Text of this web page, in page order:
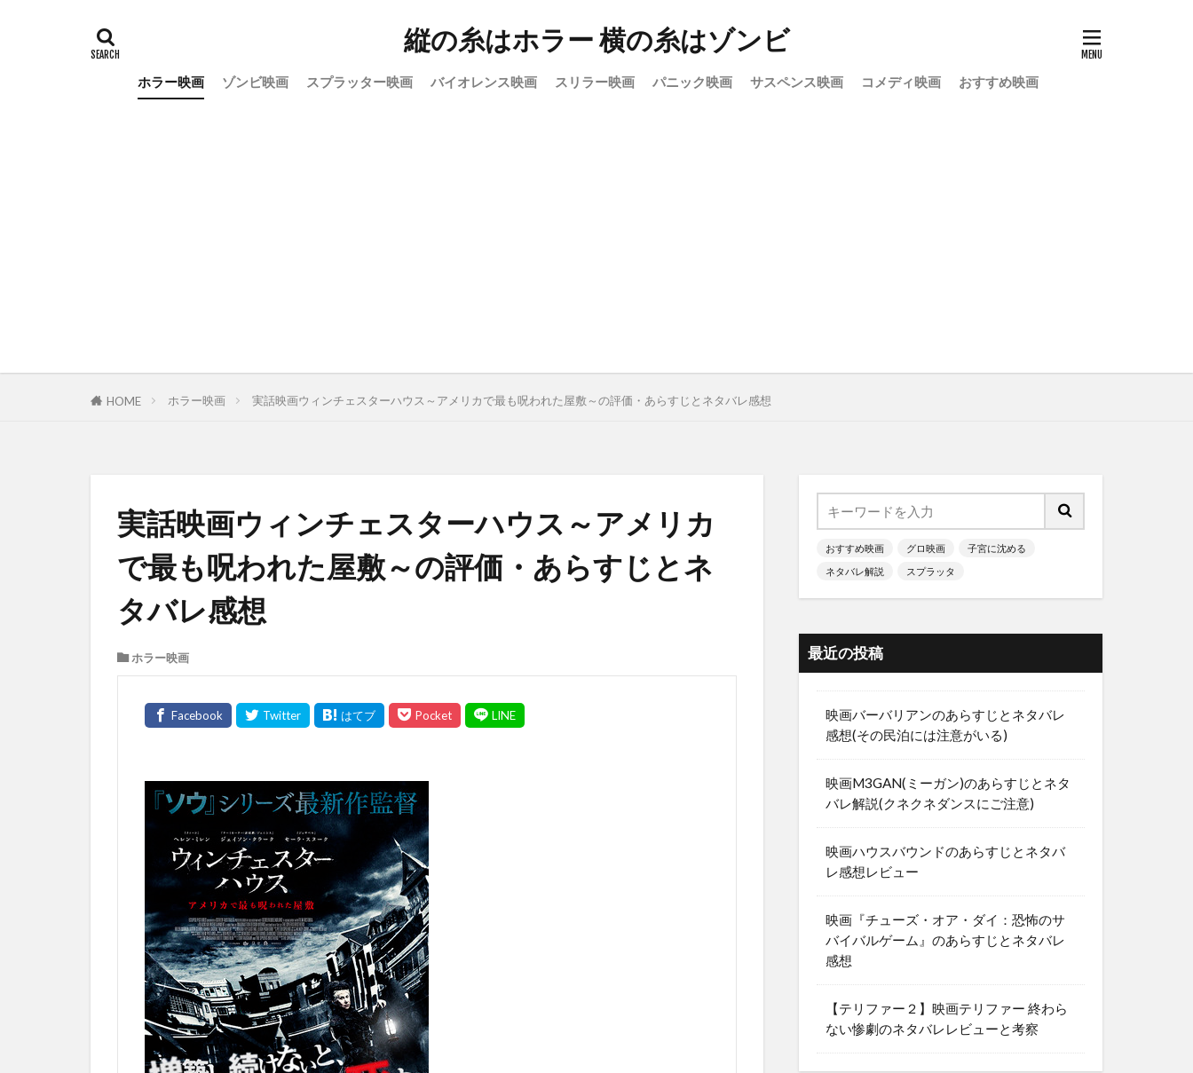
縦の糸はホラー 横の糸はゾンビ
ホラー映画 ゾンビ映画 スプラッター映画 バイオレンス映画 スリラー映画 パニック映画 サスペンス映画 コメディ映画 おすすめ映画
HOME ホラー映画 実話映画ウィンチェスターハウス～アメリカで最も呪われた屋敷～の評価・あらすじとネタバレ感想
実話映画ウィンチェスターハウス～アメリカ
で最も呪われた屋敷～の評価・あらすじとネ
タバレ感想
ホラー映画
おすすめ映画 グロ映画
子宮に沈める
ネタバレ解説
スプラッタ
最近の投稿
映画バーバリアンのあらすじとネタバレ
感想(その民泊には注意がいる)
映画M3GAN(ミーガン)のあらすじとネタ
バレ解説(クネクネダンスにご注意)
映画ハウスバウンドのあらすじとネタバ
レ感想レビュー
映画『チューズ・オア・ダイ：恐怖のサ
バイバルゲーム』のあらすじとネタバレ
感想
【テリファー２】映画テリファー 終わら
ない惨劇のネタバレレビューと考察